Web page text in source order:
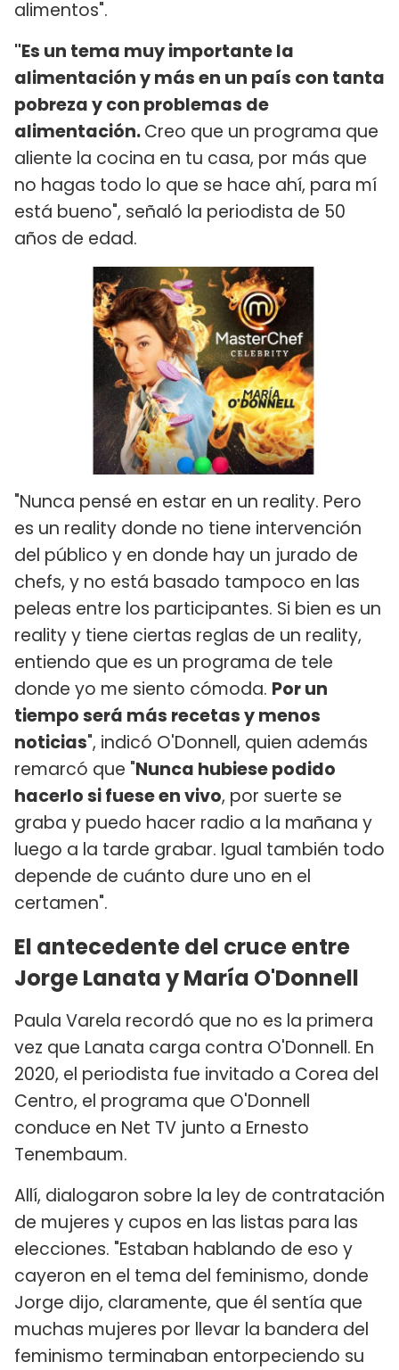
alimentos".
"Es un tema muy importante la
alimentación y más en un país con tanta
pobreza y con problemas de
alimentación.Creo que un programa que
aliente la cocina en tu casa, por más que
no hagas todo lo que se hace ahí, para mí
está bueno", señaló la periodista de 50
años de edad.
"Nunca pensé en estar en un reality. Pero
es un reality donde no tiene intervención
del público y en donde hay un jurado de
chefs, y no está basado tampoco en las
peleas entre los participantes. Si bien es un
reality y tiene ciertas reglas de un reality,
entiendo que es un programa de tele
donde yo me siento cómoda. Por un
tiempo será más recetas y menos
noticias", indicó O'Donnell, quien además
remarcó que "Nunca hubiese podido
hacerlo si fuese en vivo, por suerte se
graba y puedo hacer radio a la mañana y
luego a la tarde grabar. Igual también todo
depende de cuánto dure uno en el
certamen".
El antecedente del cruce entre
Jorge Lanata y María O'Donnell
Paula Varela recordó que no es la primera
vez que Lanata carga contra O'Donnell. En
2020, el periodista fue invitado a Corea del
Centro, el programa que O'Donnell
conduce en Net TV junto a Ernesto
Tenembaum.
Allí, dialogaron sobre la ley de contratación
de mujeres y cupos en las listas para las
elecciones. "Estaban hablando de eso y
cayeron en el tema del feminismo, donde
Jorge dijo, claramente, que él sentía que
muchas mujeres por llevar la bandera del
feminismo terminaban entorpeciendo su